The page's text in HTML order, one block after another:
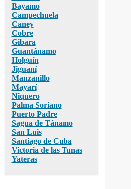
Bayamo
Campechuela
Caney
Cobre
Gibara
Guantánamo
Holguín
Jiguaní
Manzanillo
Mayarí
Niquero
Palma Soriano
Puerto Padre
Sagua de Tánamo
San Luis
Santiago de Cuba
Victoria de las Tunas
Yateras